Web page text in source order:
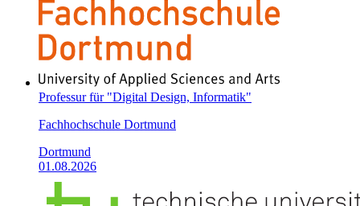
Professur für "Digital Design, Informatik"
Fachhochschule Dortmund
Dortmund
01.08.2026